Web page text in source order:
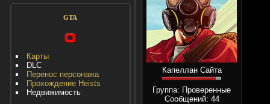
GTA
Карты
DLC
Перенос персонажа
Прохождение Heists
Недвижимость
Капеллан Сайта
Группа: Проверенные
Сообщений: 44